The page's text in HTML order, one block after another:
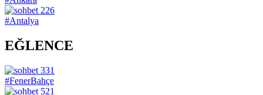
226
#Antalya
EĞLENCE
331
#FenerBahçe
521